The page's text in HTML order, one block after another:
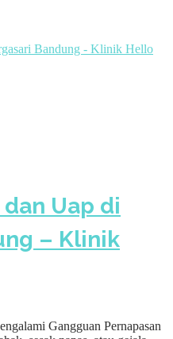
Uap di
– Klinik
Gangguan Pernapasan